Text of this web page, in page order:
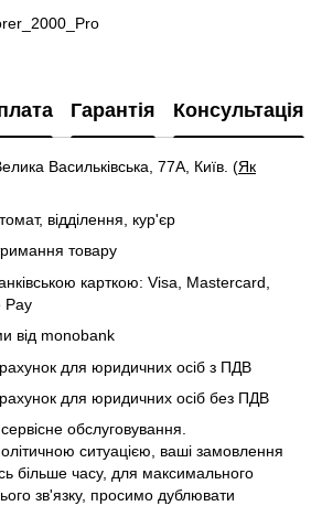
Гарантія Консультація
Васильківська, 77А, Київ. (Як
відділення, кур'єр
товару
карткою: Visa, Mastercard,
Pay
від monobank
для юридичних осіб з ПДВ
для юридичних осіб без ПДВ
обслуговування.
ситуацією, ваші замовлення
більше часу, для максимального
зв'язку, просимо дублювати